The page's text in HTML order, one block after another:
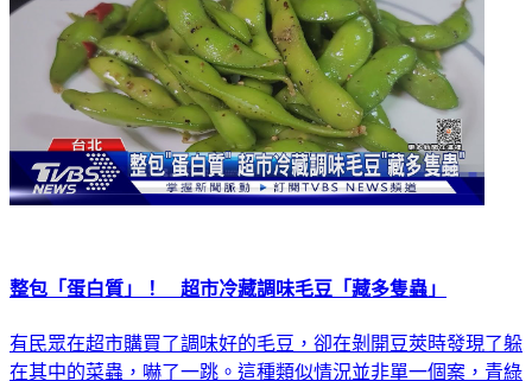
整包「蛋白質」！ 超市冷藏調味毛豆「藏多隻蟲」
有民眾在超市購買了調味好的毛豆，卻在剝開豆莢時發現了躲
在其中的菜蟲，嚇了一跳。這種類似情況並非單一個案，青綠